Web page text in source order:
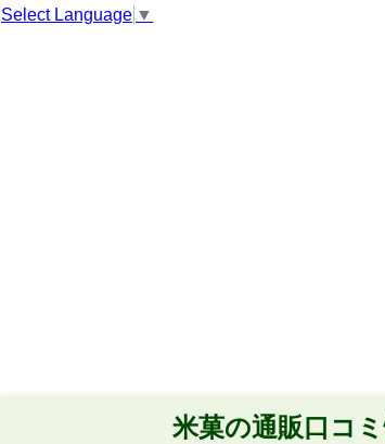
Select Language ▼
米菓の通販口コ